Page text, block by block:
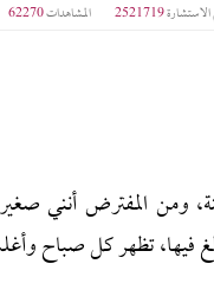
2521719 المشاهدات62270
15 سنة، ومن المفترض أنني
فيها، تظهر كل صباح